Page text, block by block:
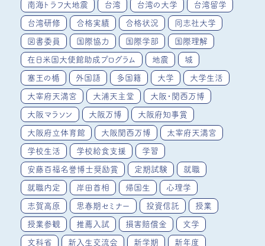
南海トラフ大地震 台湾 台湾の大学 台湾留学
台湾研修 合格実績 合格状況 同志社大学
図書委員 国際協力 国際学部 国際理解
在日米国大使館助成プログラム 地震 城
塞王の楯 外国語 多国籍 大学 大学生活
大宰府天満宮 大浦天主堂 大阪・関西万博
大阪マラソン 大阪万博 大阪府知事賞
大阪府立体育館 大阪関西万博 太宰府天満宮
学校生活 学校給食支援 学習
安藤百福名誉博士奨励賞 定期試験 就職
就職内定 岸田首相 帰国生 心理学
志賀高原 思春期セミナー 投資信託 授業
授業参観 推薦入試 損害賠償金 文学
文科省 新入生交流会 新学期 新年度